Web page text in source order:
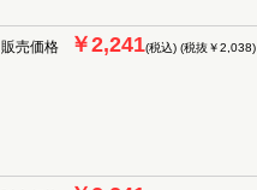
販売価格 ￥2,241(税込) (税抜￥2,038)